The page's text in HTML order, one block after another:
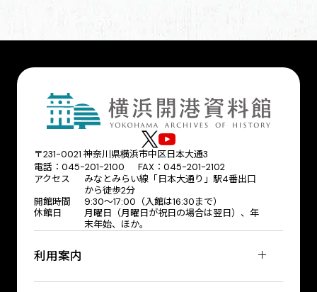
〒231-0021 神奈川県横浜市中区日本大通3
電話：045-201-2100 FAX：045-201-2102
アクセス
みなとみらい線「日本大通り」駅4番出口
から徒歩2分
開館時間
9:30〜17:00（入館は16:30まで）
休館日
月曜日（月曜日が祝日の場合は翌日）、年
末年始、ほか。
利用案内